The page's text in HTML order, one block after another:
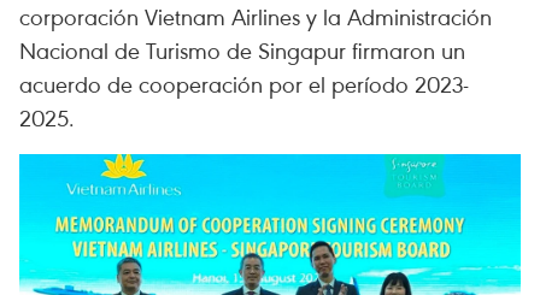
corporación Vietnam Airlines y la Administración
Nacional de Turismo de Singapur firmaron un
acuerdo de cooperación por el período 2023-
2025.